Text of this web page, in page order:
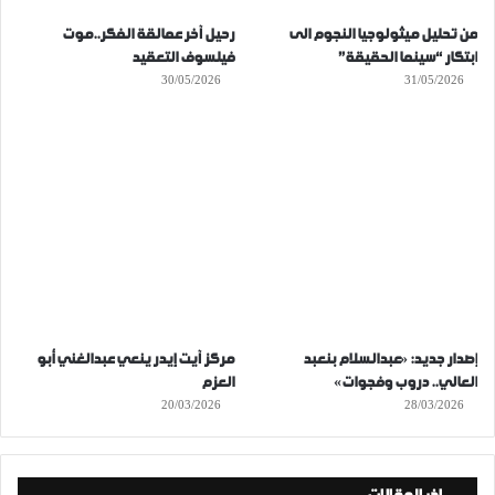
من تحليل ميثولوجيا النجوم الى
ابتكار “سينما الحقيقة”
31/05/2026
رحيل آخر عمالقة الفكر..موت
فيلسوف التعقيد
30/05/2026
إصدار جديد: «عبدالسلام بنعبد
العالي.. دروب وفجوات»
28/03/2026
مركز آيت إيدر ينعي عبدالغني أبو
العزم
20/03/2026